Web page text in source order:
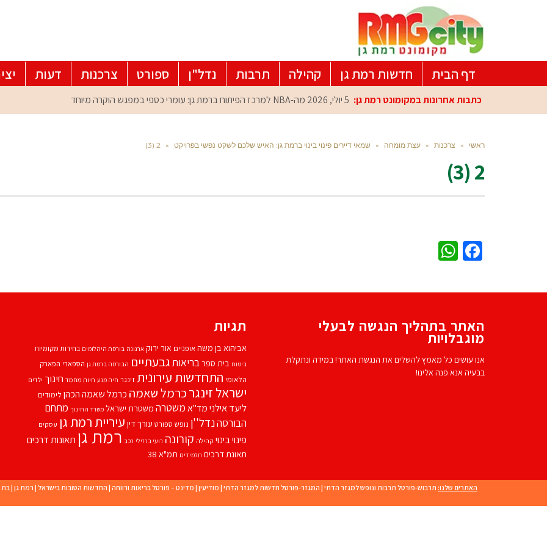
דף הבית חדשות רמת גן קהילה תרבות נדל"ן ספורט צרכנות דעות
כתבות אחרונות במקומונט רמת גן: 5 יולי, 2026 מה-NBA למרכז הפיתוח ברמת גן: עומרי כספי במפגש הוקרה מיוחד
ראשי » צרכנות » עצת מומחה » שמאי דיירים פינוי בינוי ברמת גן: האיש שלכם לשקט נפשי בפרויקט »
2 (3)
2 (3)
Facebook
האתר בתהליך הנגשה לבעלי
מוגבלויות
אנו עושים כל מאמץ להשלים את הנגשת האתר! במידה ונתקלת
בבעיה אנא פנה אלינו!
תגיות
אביהוא בן משהאופניים אור ירוק ארנונה בורסת היהלומים בחירות מקומיות
ביטוח בית ספרבריאותגבעתיים הבורסה ברמת גן הספארי הפארק
הלאומי התחדשות עירוניתזינגר חיה מנע חיות מחמד חינוך ילדים
ישראל זינגרכרמל שאמה כרמל שאמה הכהן לימודים
ליעד אילנימד''אמשטרה משטרת ישראל משרד החינוך מתחם
הבורסהנדל''ן נופש ספורט עורך דין עיריית רמת גן עסקים
פינוי בינוי קהילה קורונה רועי ברזילי רכב רמת גן תאונות דרכים
תאונת דרכים תלמידים תמ"א 38
האתרים שלנו: תרבוש-פורטל תרבות ונופש למגזר הדתי | המגזר-פורטל חדשות למגזר הדתי | מודיעין | מדינט – פורטל בריאות ורווחה | החדשות הטובות בישראל | רמת גן |בת